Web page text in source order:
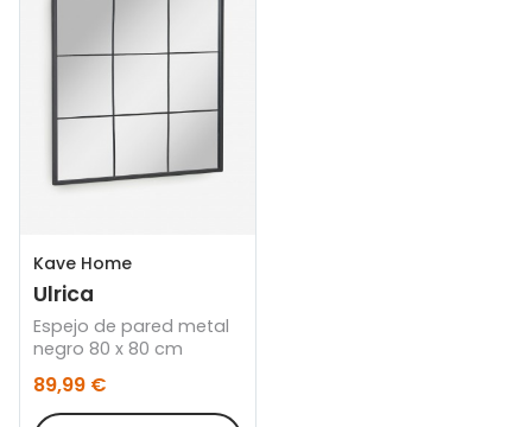
Kave Home
Ulrica
Espejo de pared metal
negro 80 x 80 cm
89,99 €